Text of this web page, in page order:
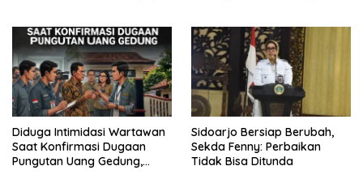
Diduga Intimidasi Wartawan
Saat Konfirmasi Dugaan
Pungutan Uang Gedung,
Sidoarjo Bersiap Berubah,
Sekda Fenny: Perbaikan
Tidak Bisa Ditunda